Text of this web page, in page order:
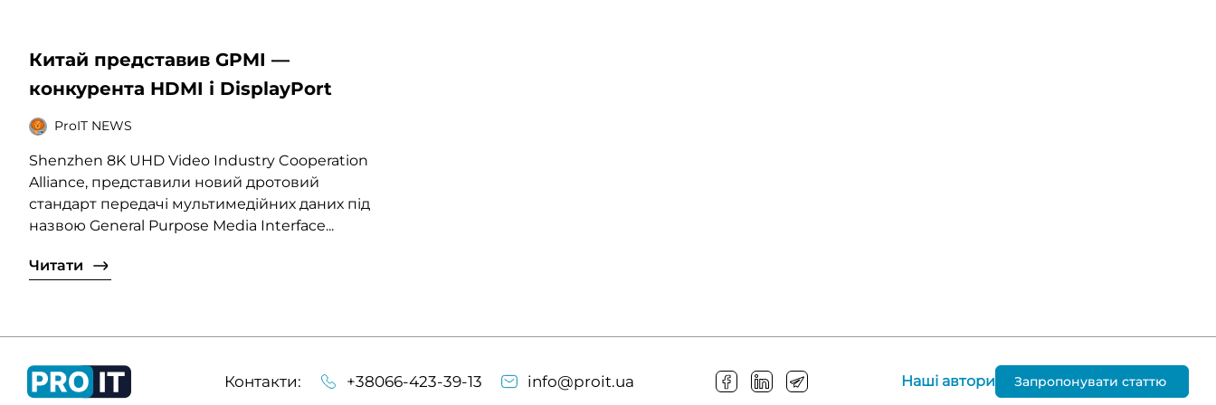
Китай представив GPMI —
конкурента HDMI і DisplayPort
ProIT NEWS
Shenzhen 8K UHD Video Industry Cooperation
Alliance, представили новий дротовий
стандарт передачі мультимедійних даних під
назвою General Purpose Media Interface...
Читати
Контакти: +38066-423-39-13 info@proit.ua Наші автори Запропонувати статтю